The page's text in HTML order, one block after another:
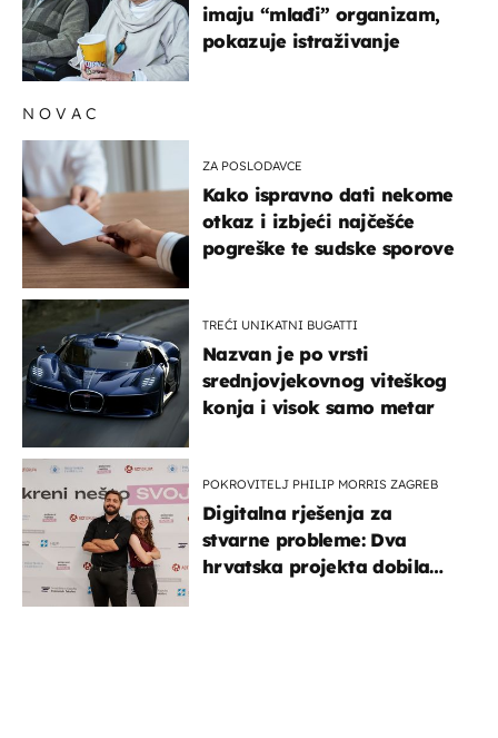
imaju “mlađi” organizam,
pokazuje istraživanje
NOVAC
ZA POSLODAVCE
Kako ispravno dati nekome
otkaz i izbjeći najčešće
pogreške te sudske sporove
TREĆI UNIKATNI BUGATTI
Nazvan je po vrsti
srednjovjekovnog viteškog
konja i visok samo metar
POKROVITELJ PHILIP MORRIS ZAGREB
Digitalna rješenja za
stvarne probleme: Dva
hrvatska projekta dobila